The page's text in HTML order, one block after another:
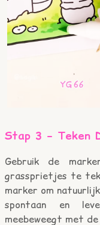
Stap 3 – Teken
Gebruik de
grassprietjes te
marker om
spontaan en
meebeweegt met de